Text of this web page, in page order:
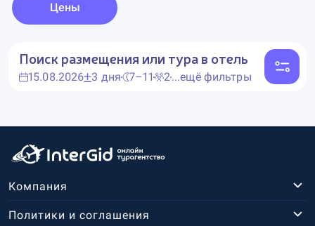
Цены
Поиск размещения или тура в отель
15.08.2026 3 дня 7–11 2...ещё фильтры
Компания
Политики и соглашения